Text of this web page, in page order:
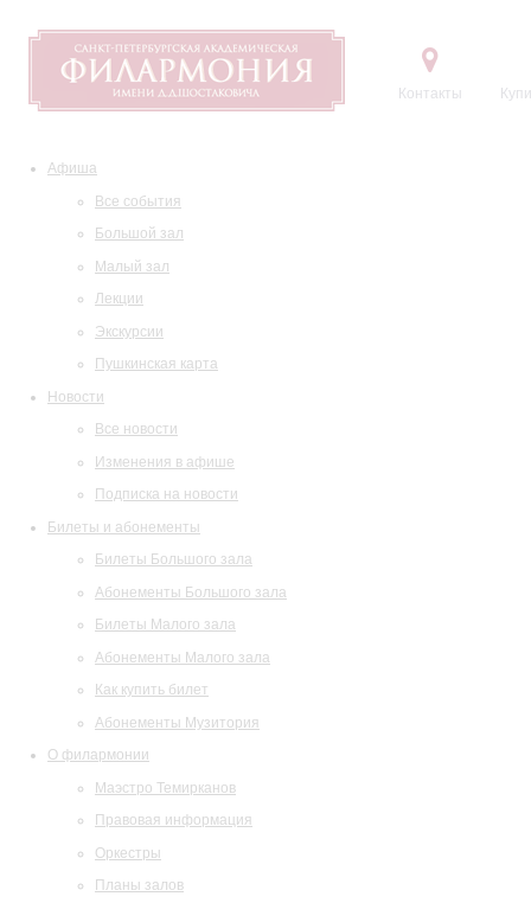
Контакты
Афиша
Все события
Большой зал
Малый зал
Лекции
Экскурсии
Пушкинская карта
Новости
Все новости
Изменения в афише
Подписка на новости
Билеты и абонементы
Билеты Большого зала
Абонементы Большого зала
Билеты Малого зала
Абонементы Малого зала
Как купить билет
Абонементы Музитория
О филармонии
Маэстро Темирканов
Правовая информация
Оркестры
Планы залов